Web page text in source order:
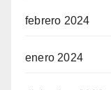
febrero 2024
enero 2024